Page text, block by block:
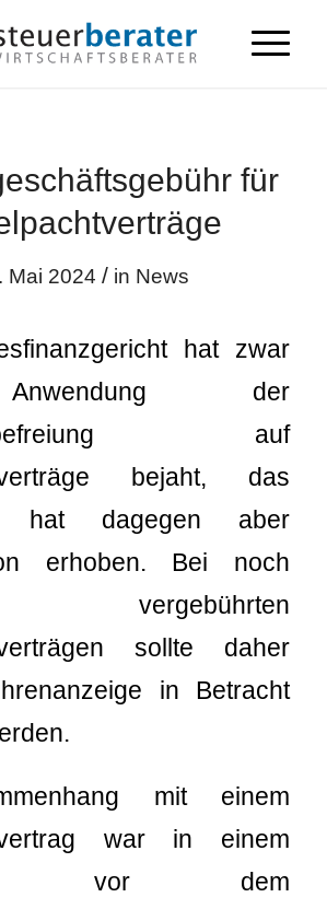
für
Mai 2024 / in News
hat zwar
der
auf
bejaht, das
hat dagegen aber
erhoben. Bei noch
sollte daher
in Betracht
mit einem
war in einem
vor dem